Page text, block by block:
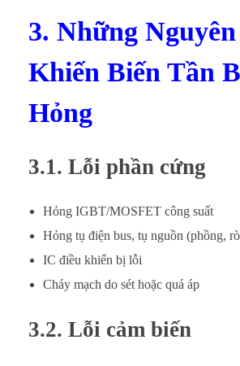
3. Những
Khiến Biến Tần
Hỏng
3.1. Lỗi phần cứng
Hỏng IGBT/MOSFET công suất
Hỏng tụ điện bus, tụ nguồn (phồng,
IC điều khiển bị lỗi
Cháy mạch do sét hoặc quá áp
3.2. Lỗi cảm biến